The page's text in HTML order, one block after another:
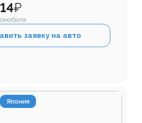
₽
заявку на авто
Япония